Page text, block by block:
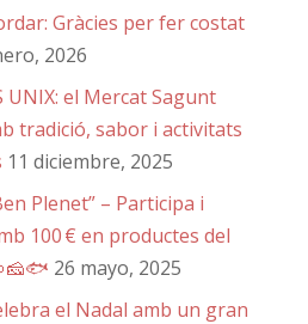
Gràcies per fer costat
2026
UNIX: el Mercat Sagunt
tradició, sabor i activitats
11 diciembre, 2025
Plenet” – Participa i
100 € en productes del
26 mayo, 2025
el Nadal amb un gran